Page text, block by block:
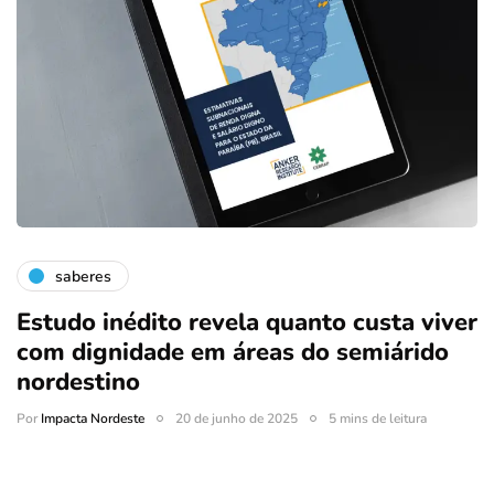
saberes
Estudo inédito revela quanto custa viver
com dignidade em áreas do semiárido
nordestino
PorImpacta Nordeste 20 de junho de 2025 5 mins de leitura